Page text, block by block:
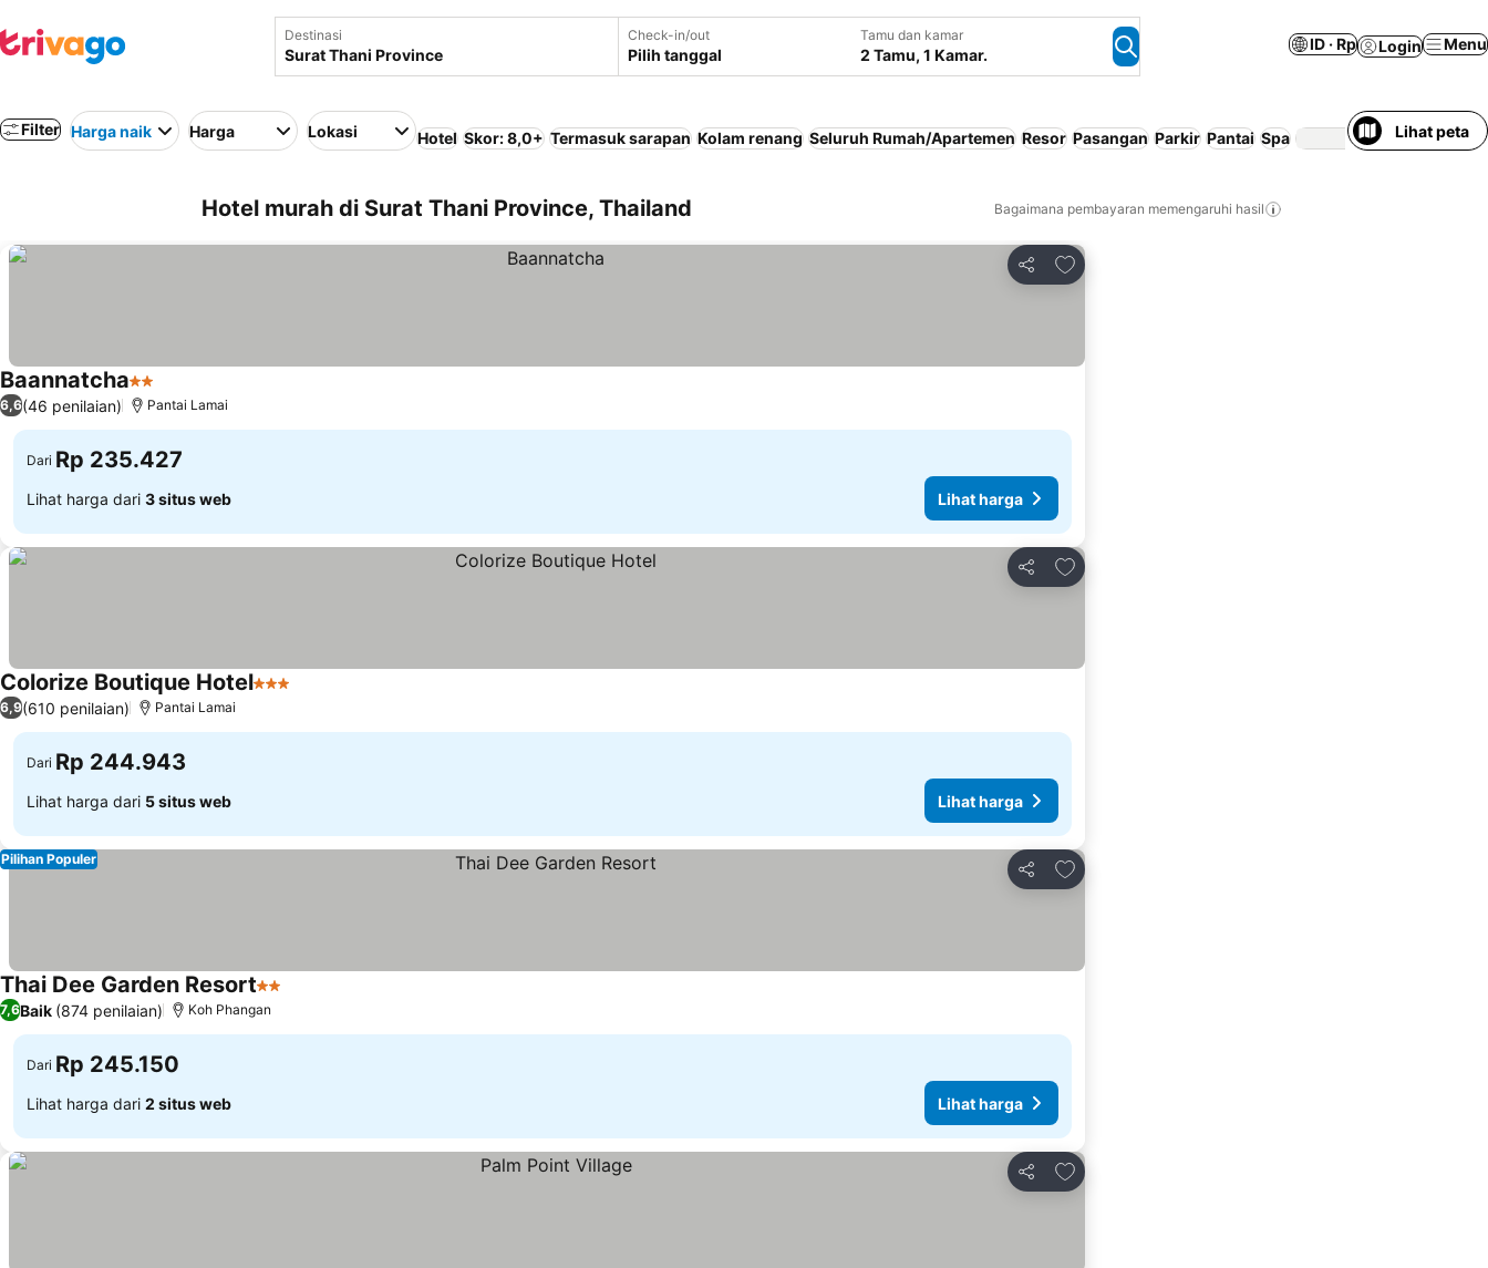
Destinasi Check-in/out
Pilih tanggal
Tamu dan kamar
2 Tamu, 1 Kamar.
ID · Rp Login Menu
Filter Harga naik Harga Lokasi Hotel Skor: 8,0+ Termasuk sarapan Kolam renang Seluruh Rumah/Apartemen Resor Pasangan Parkir Pantai Spa Lihat peta
Hotel murah di Surat Thani Province, Thailand Bagaimana pembayaran memengaruhi hasil
Bagikan
Tambahkan ke favorit
Baannatcha2 Bintang
6,6(46 penilaian) Pantai Lamai
Dari Rp 235.427
Lihat harga dari 3 situs web Lihat harga
Bagikan
Tambahkan ke favorit
Colorize Boutique Hotel3 Bintang
6,9(610 penilaian) Pantai Lamai
Dari Rp 244.943
Lihat harga dari 5 situs web Lihat harga
Bagikan
Tambahkan ke favorit
Pilihan Populer
Thai Dee Garden Resort2 Bintang
7,6Baik (874 penilaian) Koh Phangan
Dari Rp 245.150
Lihat harga dari 2 situs web Lihat harga
Bagikan
Tambahkan ke favorit